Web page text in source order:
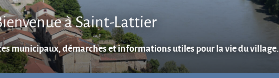
à Saint-Lattier
municipaux, démarches et informations utiles pour la vie du village.